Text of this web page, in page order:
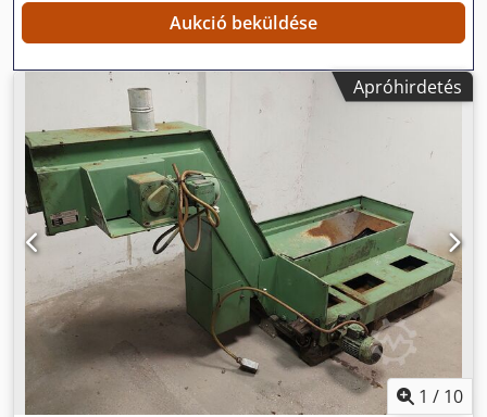
Aukció beküldése
Apróhirdetés
1 / 10